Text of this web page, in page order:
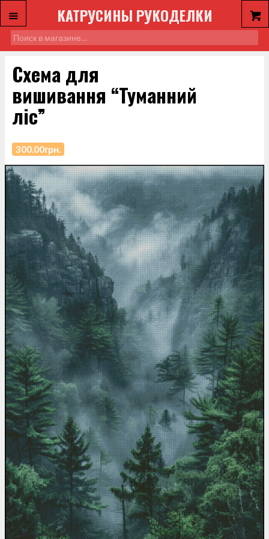
КАТРУСИНЫ РУКОДЕЛКИ
Схема для
вишивання “Туманний
ліс”
300.00грн.